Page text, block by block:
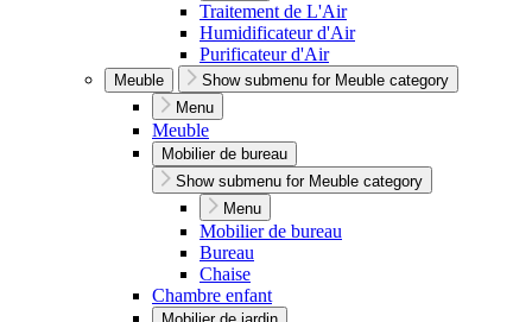
Traitement de L'Air
Humidificateur d'Air
Purificateur d'Air
Meuble
Show submenu for Meuble category
Menu
Meuble
Mobilier de bureau
Show submenu for Meuble category
Menu
Mobilier de bureau
Bureau
Chaise
Chambre enfant